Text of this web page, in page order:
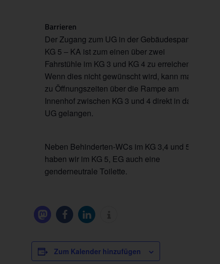
Barrieren
Der Zugang zum UG in der Gebäudespange
KG 5 – KA ist zum einen über zwei
Fahrstühle im KG 3 und KG 4 zu erreichen.
Wenn dies nicht gewünscht wird, kann man
zu Öffnungszeiten über die Rampe am
Innenhof zwischen KG 3 und 4 direkt in das
UG gelangen.
Neben Behinderten-WCs im KG 3,4 und 5
haben wir im KG 5, EG auch eine
genderneutrale Toilette.
Zum Kalender hinzufügen